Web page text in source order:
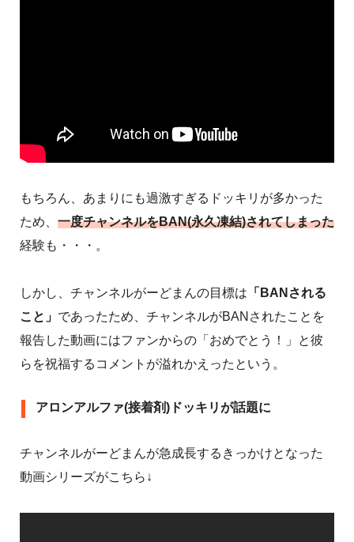
もちろん、あまりにも過激すぎるドッキリが多かった
ため、 一度チャンネルをBAN(永久凍結)されてしまった
経験も・・・。
しかし、チャンネルがーどまんの目標は 「BANされる
こと」 であったため、チャンネルがBANされたことを
報告した動画にはファンからの「おめでとう！」と彼
らを祝福するコメントが溢れかえったという。
アロンアルファ(接着剤)ドッキリが話題に
チャンネルがーどまんが急成長するきっかけとなった
動画シリーズがこちら↓